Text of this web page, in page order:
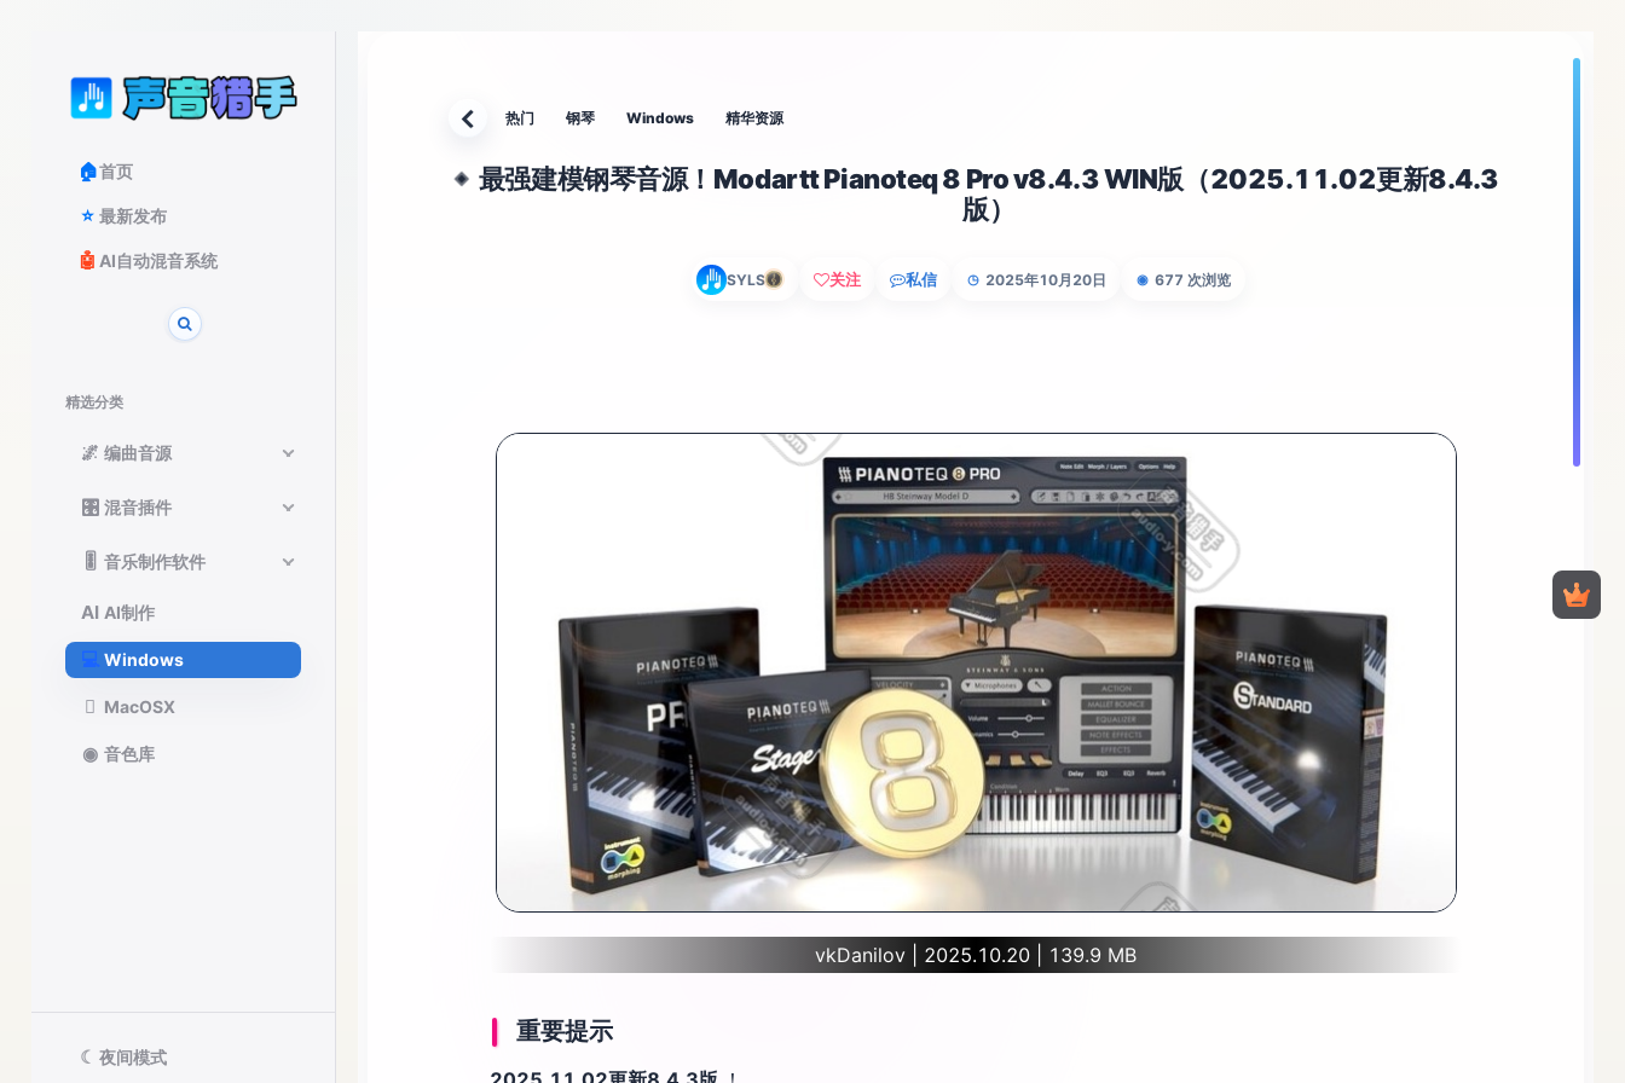
🏠首页
⭐ 最新发布
🤖 AI自动混音系统
精选分类
🌌 编曲音源
🎛️ 混音插件
🎚️ 音乐制作软件
AI AI制作
💻 Windows
 MacOSX
◉ 音色库
☾ 夜间模式
返回 热门 钢琴 Windows 精华资源
◈ 最强建模钢琴音源！Modartt Pianoteq 8 Pro v8.4.3 WIN版（2025.11.02更新8.4.3
版）
SYLS 关注 私信 ◷ 2025年10月20日 ◉ 677 次浏览
vkDanilov | 2025.10.20 | 139.9 MB
重要提示